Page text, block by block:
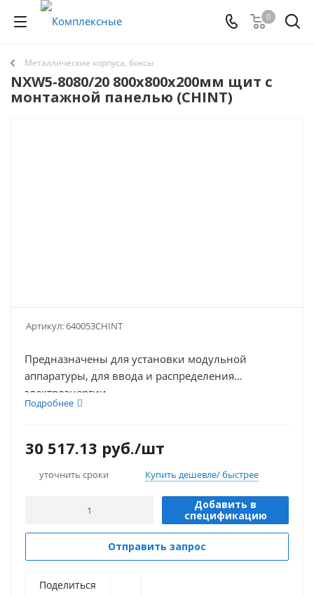
0
Металлические корпуса, боксы
NXW5-8080/20 800х800х200мм щит с
монтажной панелью (CHINT)
Артикул:640053CHINT
Предназначены для установки модульной
аппаратуры, для ввода и распределения
электроэнергии.
Подробнее
30 517.13 руб./шт
уточнить сроки Купить дешевле/ быстрее
Добавить в
спецификацию
Отправить запрос
Поделиться